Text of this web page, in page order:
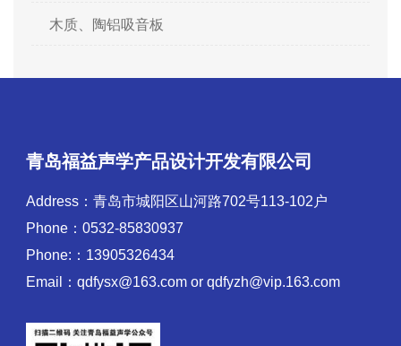
木质、陶铝吸音板
青岛福益声学产品设计开发有限公司
Address：青岛市城阳区山河路702号113-102户
Phone：0532-85830937
Phone:：13905326434
Email：qdfysx@163.com or qdfyzh@vip.163.com